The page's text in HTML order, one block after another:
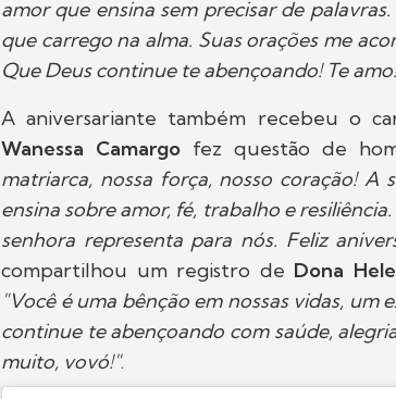
amor que ensina sem precisar de
que carrego na alma. Suas orações me
Que Deus continue te abençoando! Te
A aniversariante também recebeu o
Wanessa Camargofez questão de
matriarca, nossa força, nosso coração!
ensina sobre amor, fé, trabalho e
senhora representa para nós. Feliz
compartilhou um registro de Dona
"Você é uma bênção em nossas vidas,
continue te abençoando com saúde,
muito, vovó!".